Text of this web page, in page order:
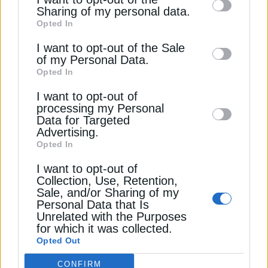
information by third parties on the IAB’s list
of downstream participants. This
information may also be disclosed by us to
third parties on theIAB’s List of
Downstream Participants
disclose it to other third parties.
Sharing of my personal data.
Opted In
I want to opt-out of the Sale
of my Personal Data.
Opted In
I want to opt-out of
processing my Personal
Data for Targeted
Advertising.
Opted In
I want to opt-out of
Collection, Use, Retention,
Sale, and/or Sharing of my
Personal Data that Is
Unrelated with the Purposes
for which it was collected.
Opted Out
CONFIRM
ΑΥΞΗΣΗ ΜΕΤΟΧΙΚΟΥ ΚΕΦΑΛΑΙΟΥ ΓΕΚ ΤΕΡΝΑ
ΔΕΊΤΕ ΕΠΊΣΗΣ
ΕΠΙΧΕΙΡΗΣΕΙΣ